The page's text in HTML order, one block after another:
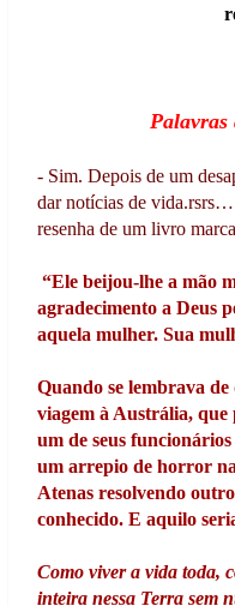
Pa
- Sim. Depois de um
dar notícias de
resenha de um livro
“Ele beijou-lhe a mão
agradecimento a Deus
aquela mulher. Sua
Quando se lembrava
viagem à Austrália,
um de seus
um arrepio de horror
Atenas resolvendo
conhecido. E aquilo
Como viver a vida toda,
inteira nessa Terra sem